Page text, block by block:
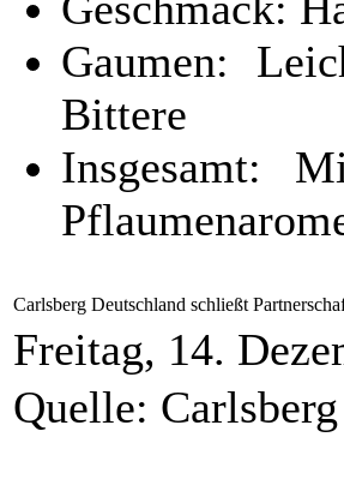
Gaumen:
Bittere
Insgesamt:
Carlsberg Deutschland schließt
Freitag, 14.
Quelle: